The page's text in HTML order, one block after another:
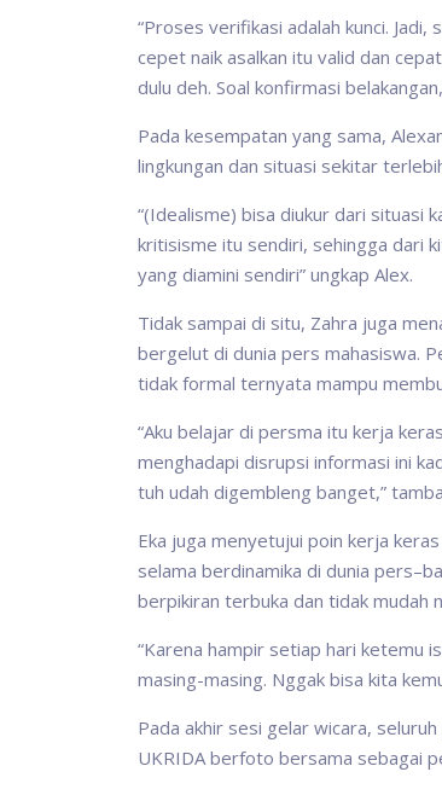
“Proses verifikasi adalah kunci.
cepet naik asalkan itu valid dan
dulu deh. Soal konfirmasi
Pada kesempatan yang sama,
lingkungan dan situasi sekitar
“(Idealisme) bisa diukur dari situasi
kritisisme itu sendiri, sehingga dari
yang diamini sendiri” ungkap Alex.
Tidak sampai di situ, Zahra juga
bergelut di dunia pers mahasiswa.
tidak formal ternyata mampu
“Aku belajar di persma itu kerja
menghadapi disrupsi informasi ini
tuh udah digembleng banget,”
Eka juga menyetujui poin kerja
selama berdinamika di dunia
berpikiran terbuka dan tidak mudah
“Karena hampir setiap hari ketemu
masing-masing. Nggak bisa kita
Pada akhir sesi gelar wicara,
UKRIDA berfoto bersama sebagai